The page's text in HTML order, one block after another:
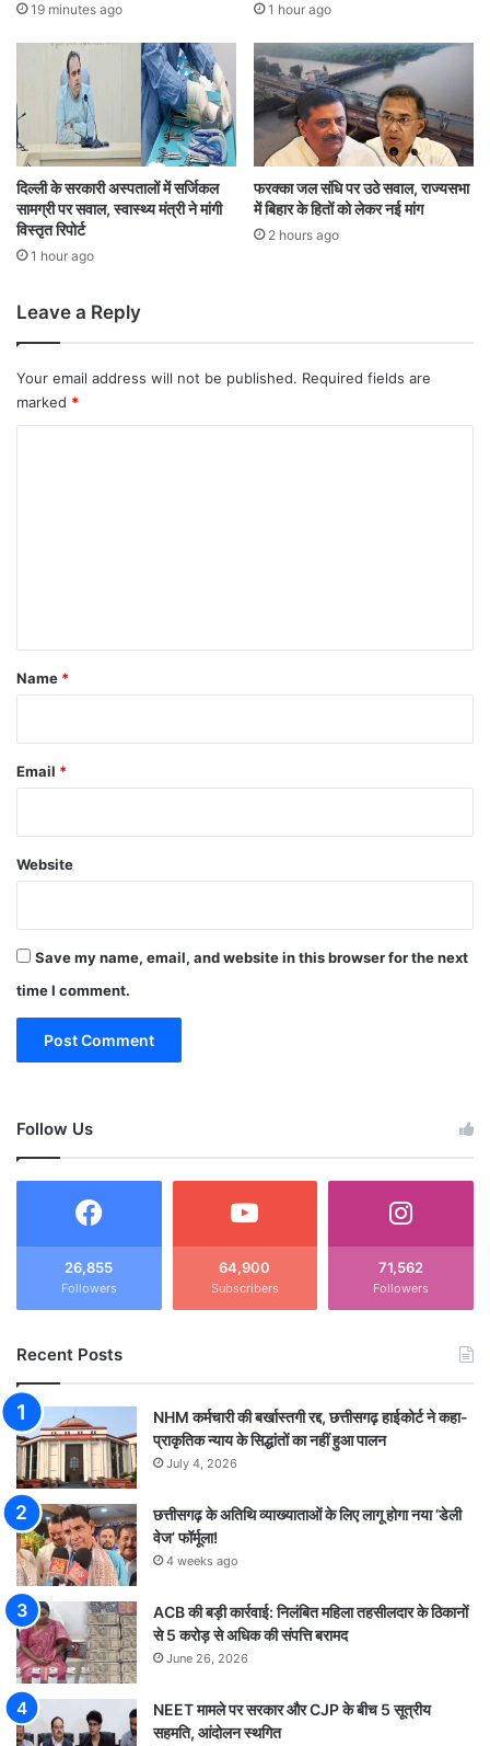
ष्ण
1
8
म
ही
ने
बा
द
इ
स्ती
फा
19 minutes ago 1 hour ago
दिल्ली के सरकारी अस्पतालों में सर्जिकल
सामग्री पर सवाल, स्वास्थ्य मंत्री ने मांगी
विस्तृत रिपोर्ट
1 hour ago
फरक्का जल संधि पर उठे सवाल, राज्यसभा
में बिहार के हितों को लेकर नई मांग
2 hours ago
Leave a Reply
Your email address will not be published. Required fields are
marked *
*
Name *
Email *
Website
Save my name, email, and website in this browser for the next
time I comment.
Follow Us
26,855
Followers
64,900
Subscribers
71,562
Followers
Recent Posts
NHM कर्मचारी की बर्खास्तगी रद्द, छत्तीसगढ़ हाईकोर्ट ने कहा-
प्राकृतिक न्याय के सिद्धांतों का नहीं हुआ पालन
July 4, 2026
छत्तीसगढ़ के अतिथि व्याख्याताओं के लिए लागू होगा नया ‘डेली
वेज’ फॉर्मूला!
4 weeks ago
ACB की बड़ी कार्रवाई: निलंबित महिला तहसीलदार के ठिकानों
से 5 करोड़ से अधिक की संपत्ति बरामद
June 26, 2026
NEET मामले पर सरकार और CJP के बीच 5 सूत्रीय
सहमति, आंदोलन स्थगित